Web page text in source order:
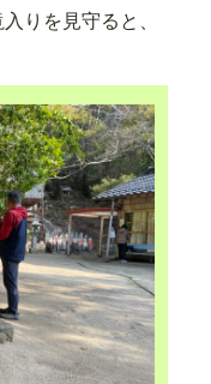
りを見守ると、